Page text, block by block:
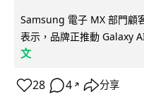
Samsung 電子 MX 部門顧
表示，品牌正推動 Galaxy
文
28 4 ↗ 分享